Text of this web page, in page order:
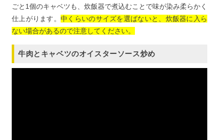
ごと1個のキャベツも、炊飯器で煮込むことで味が染み柔らかく
仕上がります。中くらいのサイズを選ばないと、炊飯器に入ら
ない場合があるので注意してください。
牛肉とキャベツのオイスターソース炒め